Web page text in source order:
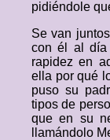
pidiéndole
Se van
con él al día
rapidez en
ella por qué
puso su
tipos de
que en su
llamándolo